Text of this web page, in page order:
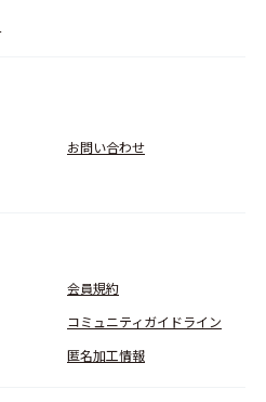
お問い合わせ
会員規約
コミュニティガイドライン
匿名加工情報